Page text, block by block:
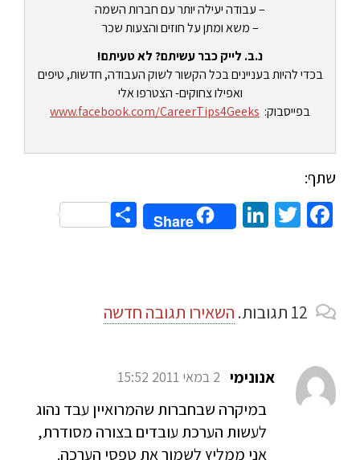
– עבודה יעילה יותר עם חברות השמה
– משא ומתן על חוזים והצעות שכר
נ.ב. לייק כבר עשיתם? לא טעיתם!
בכדי להיות בעניינים בכל הקשור לשוק העבודה, חדשות, טיפים
ואפילו צחוקים- הצטרפו אלי
בפייסבוק: www.facebook.com/CareerTips4Geeks
שתף:
Facebook
Twitter
LinkedIn
Share
Share
12 תגובות. השאירו תגובה חדשה
אנונימי 2 במאי 2011 15:52
במיקרה שבחברות שהמרואיין עבד נהוג
לעשות הערכת עובדים בצורה מסודרת,
אני ממליץ לשמור את טפסי הערכה.